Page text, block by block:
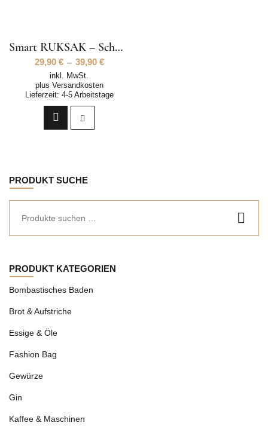
Smart RUKSAK – Schwarz Outdoor Style
29,90 € – 39,90 €
inkl. MwSt.
plus Versandkosten
Lieferzeit: 4-5 Arbeitstage
PRODUKT SUCHE
PRODUKT KATEGORIEN
Bombastisches Baden
Brot & Aufstriche
Essige & Öle
Fashion Bag
Gewürze
Gin
Kaffee & Maschinen